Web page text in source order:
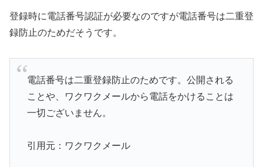
登録時に電話番号認証が必要なのですが電話番号は二重登
録防止のためだそうです。
電話番号は二重登録防止のためです。公開される
ことや、ワクワクメールから電話をかけることは
一切ございません。
引用元：ワクワクメール